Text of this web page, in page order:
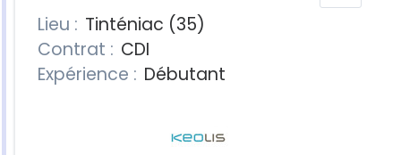
Lieu : Tinténiac (35)
Contrat : CDI
Expérience : Débutant